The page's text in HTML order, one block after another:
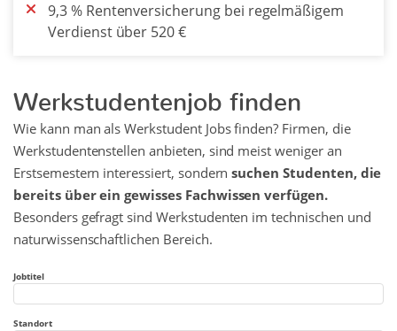
9,3 % Rentenversicherung bei regelmäßigem
Verdienst über 520 €
Werkstudentenjob finden
Wie kann man als Werkstudent Jobs finden? Firmen, die
Werkstudentenstellen anbieten, sind meist weniger an
Erstsemestern interessiert, sondernsuchen Studenten, die
bereits über ein gewisses Fachwissen verfügen.
Besonders gefragt sind Werkstudenten im technischen und
naturwissenschaftlichen Bereich.
Jobtitel
Standort